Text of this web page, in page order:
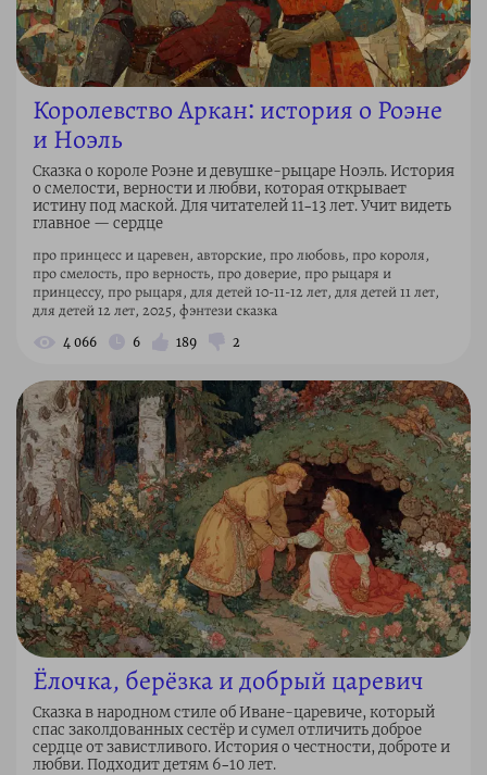
Королевство Аркан: история о Роэне
и Ноэль
Сказка о короле Роэне и девушке-рыцаре Ноэль. История
о смелости, верности и любви, которая открывает
истину под маской. Для читателей 11–13 лет. Учит видеть
главное — сердце
про принцесс и царевен, авторские, про любовь, про короля,
про смелость, про верность, про доверие, про рыцаря и
принцессу, про рыцаря, для детей 10-11-12 лет, для детей 11 лет,
для детей 12 лет, 2025, фэнтези сказка
4 066 6 189 2
Ёлочка, берёзка и добрый царевич
Сказка в народном стиле об Иване-царевиче, который
спас заколдованных сестёр и сумел отличить доброе
сердце от завистливого. История о честности, доброте и
любви. Подходит детям 6–10 лет.